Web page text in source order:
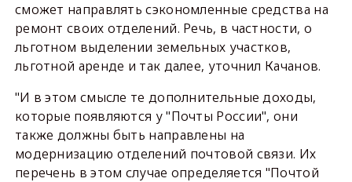
сможет направлять сэкономленные средства на
ремонт своих отделений. Речь, в частности, о
льготном выделении земельных участков,
льготной аренде и так далее, уточнил Качанов.
"И в этом смысле те дополнительные доходы,
которые появляются у "Почты России", они
также должны быть направлены на
модернизацию отделений почтовой связи. Их
перечень в этом случае определяется "Почтой